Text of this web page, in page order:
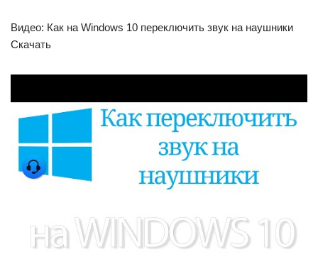
Видео: Как на Windows 10 переключить звук на наушники
Скачать